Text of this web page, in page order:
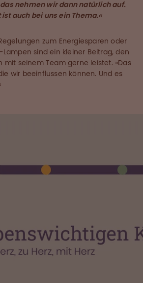
nehmen wir dann natürlich auf.
auch bei uns ein Thema.«
zum Energiesparen oder
Lampen sind ein kleiner Beitrag, den
mit seinem Team gerne leistet. »Das
wir beeinflussen können. Und es